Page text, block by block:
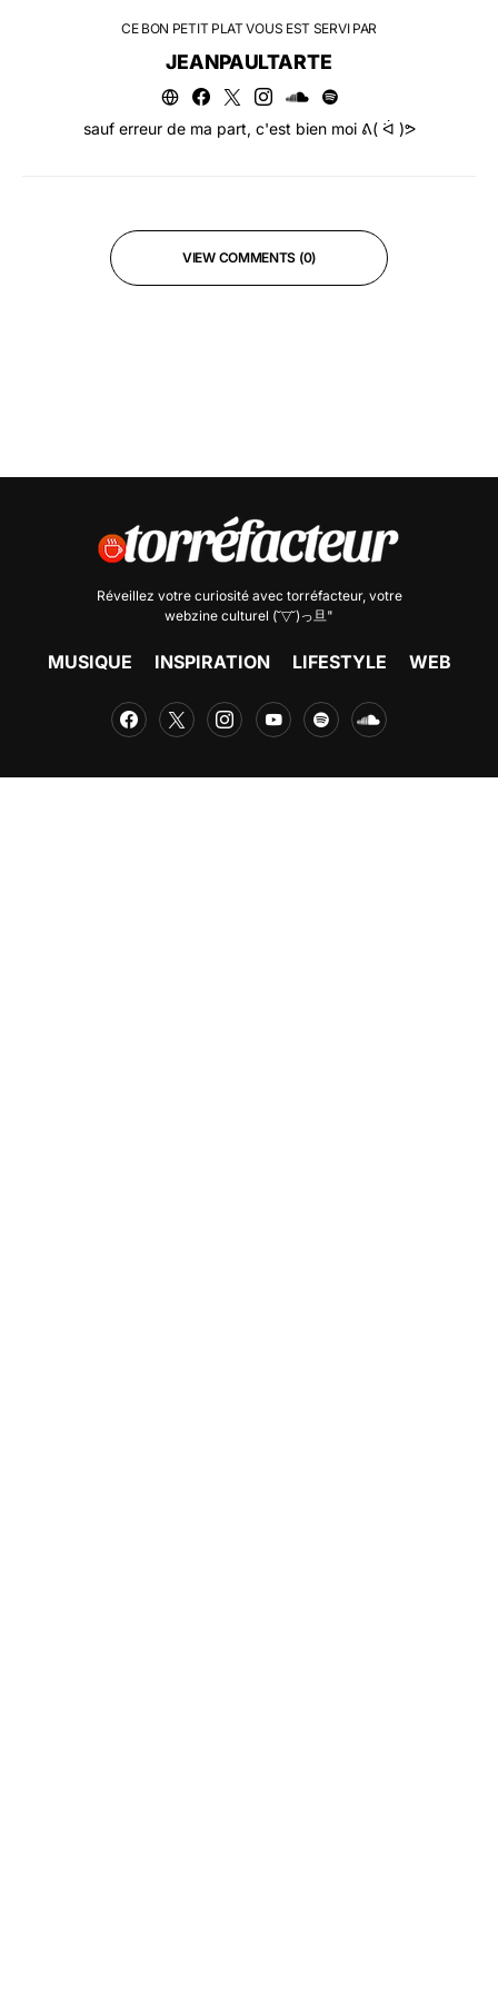
CE BON PETIT PLAT VOUS EST SERVI PAR
JEANPAULTARTE
sauf erreur de ma part, c'est bien moi ᕕ( ᐛ )ᕗ
VIEW COMMENTS (0)
Réveillez votre curiosité avec torréfacteur, votre
webzine culturel (˘▽˘)っ旦"
MUSIQUE INSPIRATION LIFESTYLE WEB